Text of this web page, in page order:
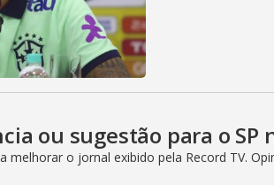
ou sugestão para o SP
melhorar o jornal exibido pela Record TV.